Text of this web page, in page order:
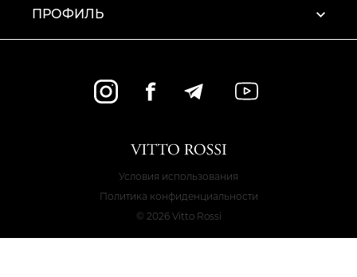
ПРОФИЛЬ
Условия использования
Политика конфиденциальности
© 2026 Vitto Rossi